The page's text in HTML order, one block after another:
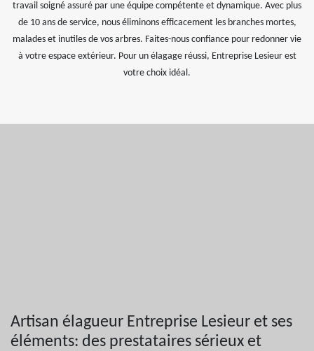
travail soigné assuré par une équipe compétente et dynamique. Avec plus
de 10 ans de service, nous éliminons efficacement les branches mortes,
malades et inutiles de vos arbres. Faites-nous confiance pour redonner vie
à votre espace extérieur. Pour un élagage réussi, Entreprise Lesieur est
votre choix idéal.
Artisan élagueur Entreprise Lesieur et ses
éléments: des prestataires sérieux et